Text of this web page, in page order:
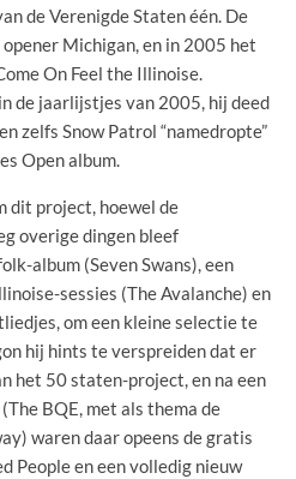
de Verenigde Staten één. De
Michigan, en in 2005 het
On Feel the Illinoise.
de jaarlijstjes van 2005, hij deed
zelfs Snow Patrol “namedropte”
Open album.
dit project, hoewel de
overige dingen bleef
album (Seven Swans), een
sessies (The Avalanche) en
om een kleine selectie te
hij hints te verspreiden dat er
het 50 staten-project, en na een
BQE, met als thema de
waren daar opeens de gratis
People en een volledig nieuw